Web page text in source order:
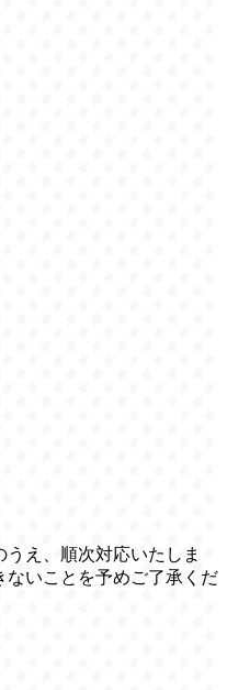
え、順次対応いたしま
いことを予めご了承くだ